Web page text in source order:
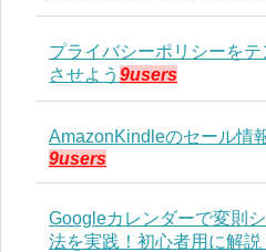
プライバシーポリシーを
させよう 9users
AmazonKindleのセール情
9users
Googleカレンダーで変則
法を実践！初心者用に解説